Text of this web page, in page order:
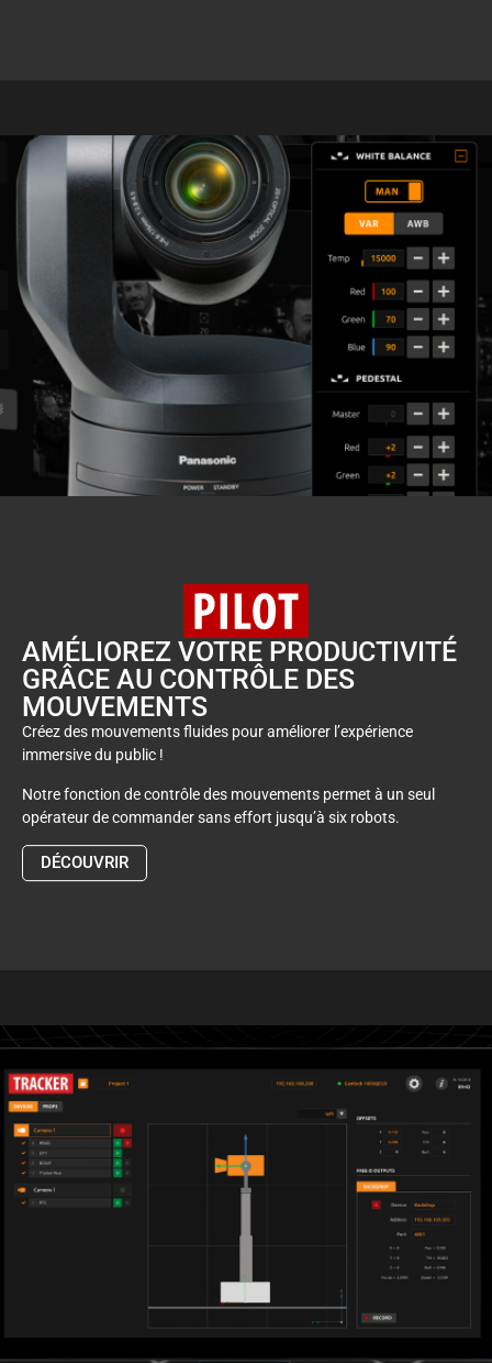
AMÉLIOREZ VOTRE PRODUCTIVITÉ
GRÂCE AU CONTRÔLE DES
MOUVEMENTS
Créez des mouvements fluides pour améliorer l’expérience
immersive du public !
Notre fonction de contrôle des mouvements permet à un seul
opérateur de commander sans effort jusqu’à six robots.
DÉCOUVRIR